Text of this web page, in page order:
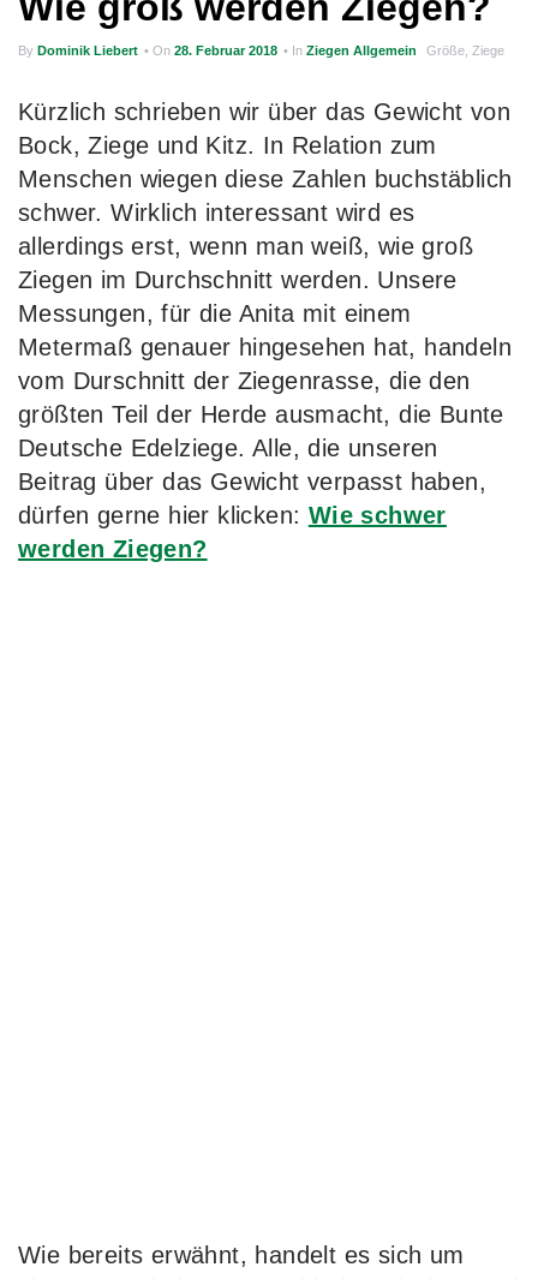
t
o
By Dominik Liebert • On 28. Februar 2018 • In Ziegen Allgemein Größe Ziege
Kürzlich schrieben wir über das Gewicht von
Bock, Ziege und Kitz. In Relation zum
Menschen wiegen diese Zahlen buchstäblich
schwer. Wirklich interessant wird es
allerdings erst, wenn man weiß, wie groß
Ziegen im Durchschnitt werden. Unsere
Messungen, für die Anita mit einem
Metermaß genauer hingesehen hat, handeln
vom Durschnitt der Ziegenrasse, die den
größten Teil der Herde ausmacht, die Bunte
Deutsche Edelziege. Alle, die unseren
Beitrag über das Gewicht verpasst haben,
dürfen gerne hier klicken: Wie schwer
werden Ziegen?
Wie bereits erwähnt, handelt es sich um